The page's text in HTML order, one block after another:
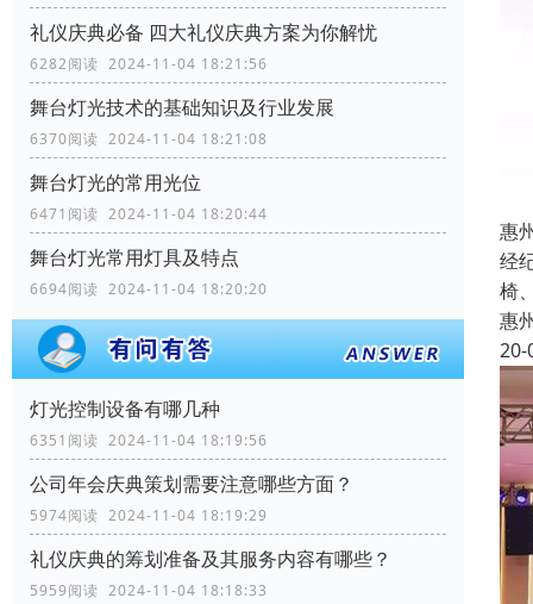
礼仪庆典必备 四大礼仪庆典方案为你解忧
6282阅读 2024-11-04 18:21:56
舞台灯光技术的基础知识及行业发展
6370阅读 2024-11-04 18:21:08
舞台灯光的常用光位
6471阅读 2024-11-04 18:20:44
舞台灯光常用灯具及特点
6694阅读 2024-11-04 18:20:20
灯光控制设备有哪几种
6351阅读 2024-11-04 18:19:56
公司年会庆典策划需要注意哪些方面？
5974阅读 2024-11-04 18:19:29
礼仪庆典的筹划准备及其服务内容有哪些？
5959阅读 2024-11-04 18:18:33
惠
经
椅
惠
20-